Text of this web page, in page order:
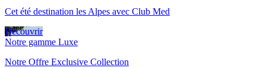
Cet été destination les Alpes avec Club Med
Découvrir
Notre gamme Luxe
Notre Offre Exclusive Collection